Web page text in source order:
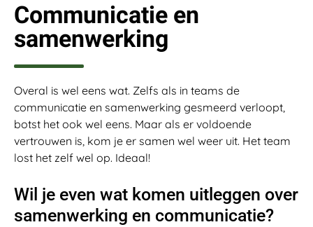
Communicatie en
samenwerking
Overal is wel eens wat. Zelfs als in teams de
communicatie en samenwerking gesmeerd verloopt,
botst het ook wel eens. Maar als er voldoende
vertrouwen is, kom je er samen wel weer uit. Het team
lost het zelf wel op. Ideaal!
Wil je even wat komen uitleggen over
samenwerking en communicatie?